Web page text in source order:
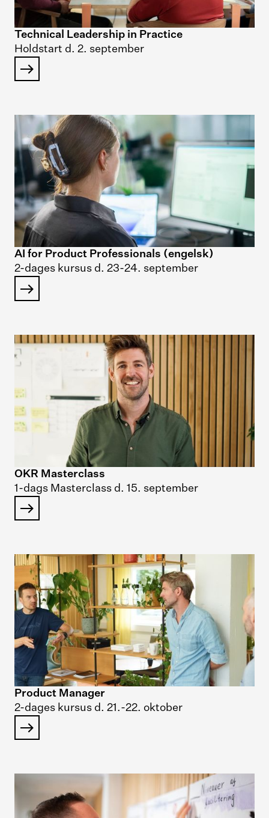
Technical Leadership in Practice
Holdstart d. 2. september
AI for Product Professionals (engelsk)
2-dages kursus d. 23-24. september
OKR Masterclass
1-dags Masterclass d. 15. september
Product Manager
2-dages kursus d. 21.-22. oktober